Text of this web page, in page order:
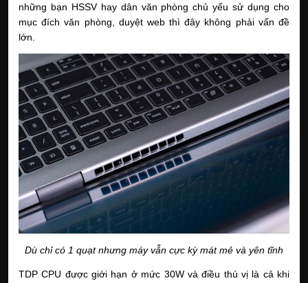
những bạn HSSV hay dân văn phòng chủ yếu sử dụng cho
mục đích văn phòng, duyệt web thì đây không phải vấn đề
lớn.
Dù chỉ có 1 quạt nhưng máy vẫn cực kỳ mát mẻ và yên tĩnh
TDP CPU được giới hạn ở mức 30W và điều thú vị là cả khi